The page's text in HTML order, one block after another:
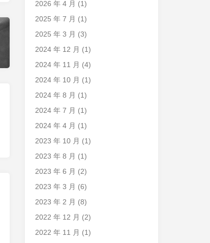
2026 年 4 月 (1)
2025 年 7 月 (1)
2025 年 3 月 (3)
2024 年 12 月 (1)
2024 年 11 月 (4)
2024 年 10 月 (1)
2024 年 8 月 (1)
2024 年 7 月 (1)
2024 年 4 月 (1)
2023 年 10 月 (1)
2023 年 8 月 (1)
2023 年 6 月 (2)
2023 年 3 月 (6)
2023 年 2 月 (8)
2022 年 12 月 (2)
2022 年 11 月 (1)